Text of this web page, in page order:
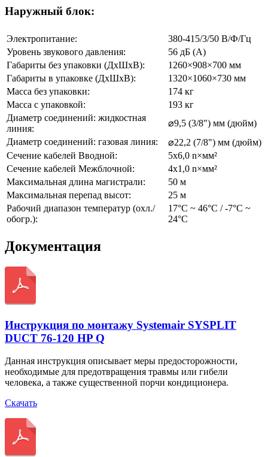
Наружный блок:
Электропитание:
380-415/3/50 В/Ф/Гц
Уровень звукового давления:
56 дБ (А)
Габариты без упаковки (ДхШхВ):
1260×908×700 мм
Габариты в упаковке (ДхШхВ):
1320×1060×730 мм
Масса без упаковки:
174 кг
Масса с упаковкой:
193 кг
Диаметр соединений: жидкостная
линия:
⌀9,5 (3/8") мм (дюйм)
Диаметр соединений: газовая линия:
⌀22,2 (7/8") мм (дюйм)
Сечение кабелей Вводной:
5х6,0 n×мм²
Сечение кабелей Межблочной:
4х1,0 n×мм²
Максимальная длина магистрали:
50 м
Максимальная перепад высот:
25 м
Рабочий диапазон температур (охл./
обогр.):
17°C ~ 46°C / -7°C ~
24°C
Документация
Инструкция по монтажу Systemair SYSPLIT
DUCT 76-120 HP Q
Данная инструкция описывает меры предосторожности,
необходимые для предотвращения травмы или гибели
человека, а также существенной порчи кондиционера.
Скачать